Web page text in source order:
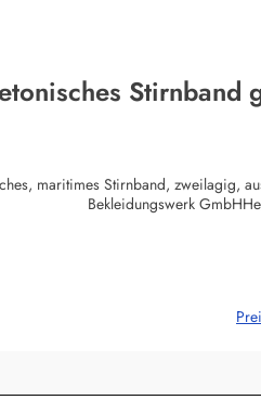
Stirnband
maritimes Stirnband, zweilagig,
Bekleidungswerk